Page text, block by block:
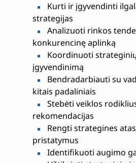
Kurti ir įgyvendinti
strategijas
Analizuoti rinkos
konkurencinę aplinką
Koordinuoti
įgyvendinimą
Bendradarbiauti su
kitais padaliniais
Stebėti veiklos
rekomendacijas
Rengti strategines
pristatymus
Identifikuoti augimo